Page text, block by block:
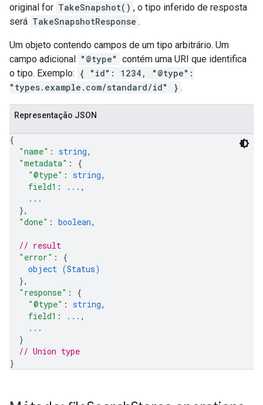
original for TakeSnapshot() , o tipo inferido de resposta
será TakeSnapshotResponse .
Um objeto contendo campos de um tipo arbitrário. Um
campo adicional "@type" contém uma URI que identifica
o tipo. Exemplo: { "id": 1234, "@type":
"types.example.com/standard/id" } .
Representação JSON
{
"name" : string,
"metadata" : {
"@type" : string,
field1 : ... ,
...
},
"done" : boolean,
// result
"error" : {
object (Status)
},
"response" : {
"@type" : string,
field1 : ... ,
...
}
// Union type
}